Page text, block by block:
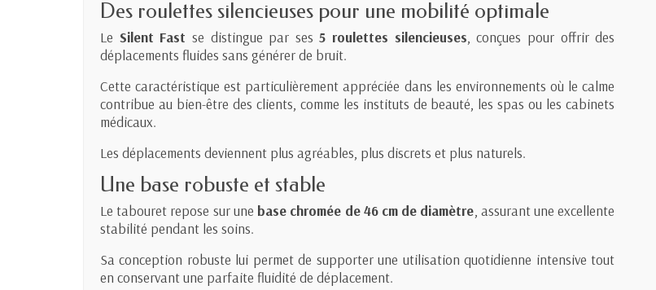
Des roulettes silencieuses pour une mobilité optimale
Le Silent Fast se distingue par ses5 roulettes silencieuses, conçues pour offrir des
déplacements fluides sans générer de bruit.
Cette caractéristique est particulièrement appréciée dans les environnements où le calme
contribue au bien-être des clients, comme les instituts de beauté, les spas ou les cabinets
médicaux.
Les déplacements deviennent plus agréables, plus discrets et plus naturels.
Une base robuste et stable
Le tabouret repose sur une base chromée de 46 cm de diamètre, assurant une excellente
stabilité pendant les soins.
Sa conception robuste lui permet de supporter une utilisation quotidienne intensive tout
en conservant une parfaite fluidité de déplacement.